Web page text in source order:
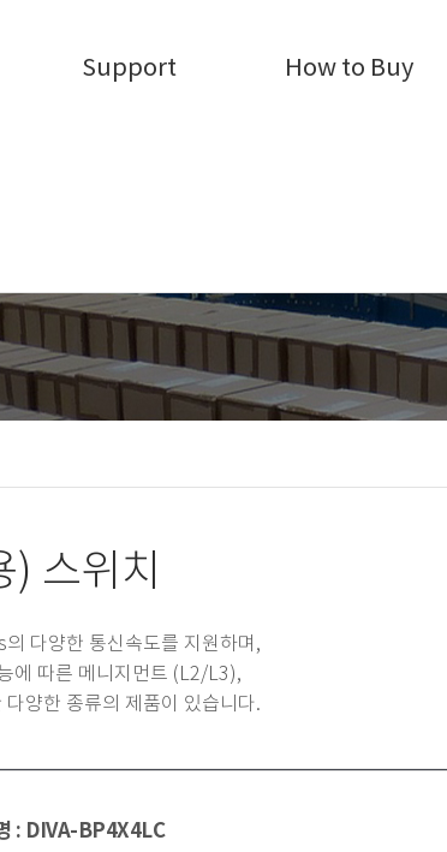
Support How to Buy
스위치
다양한 통신속도를 지원하며,
에 따른 메니지먼트 (L2/L3),
양한 종류의 제품이 있습니다.
: DIVA-BP4X4LC